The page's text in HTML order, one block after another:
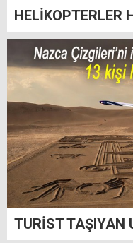
HELİKOPTERLER
TURİST TAŞIYAN